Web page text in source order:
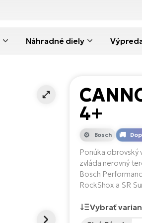
Náhradné diely
4+
Bosch
Ponúka
zvláda nerovný
Bosch
RockShox a SR
Vybrať